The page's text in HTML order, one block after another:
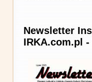
Newsletter
IRKA.com.pl